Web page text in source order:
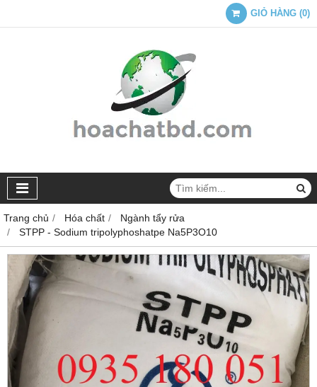
GIỎ HÀNG (0)
Trang chủ Hóa chất
Ngành tẩy rửa
STPP - Sodium tripolyphoshatpe Na5P3O10